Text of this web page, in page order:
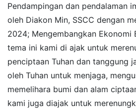
Pendampingan dan pendalaman
oleh Diakon Min, SSCC dengan
2024; Mengembangkan Ekonomi
tema ini kami di ajak untuk
penciptaan Tuhan dan tanggung
oleh Tuhan untuk menjaga,
memelihara bumi dan alam
kami juga diajak untuk